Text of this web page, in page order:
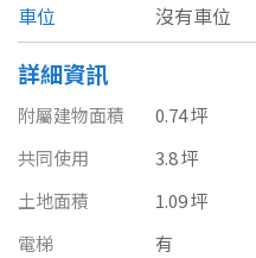
台中市
雲林縣
嘉義市
坪數
不拘
車位
沒有車位
詳細資訊
附屬建物面積
0.74 坪
共同使用
3.8 坪
土地面積
1.09 坪
電梯
有